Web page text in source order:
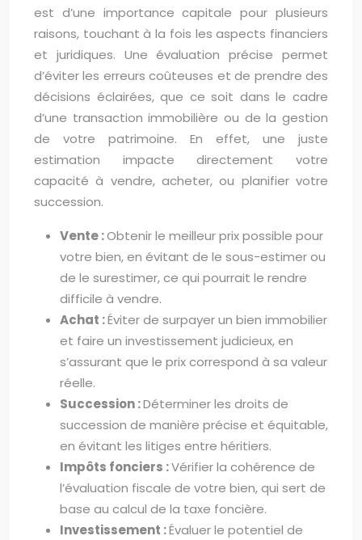
est d’une importance capitale pour plusieurs
raisons, touchant à la fois les aspects financiers
et juridiques. Une évaluation précise permet
d’éviter les erreurs coûteuses et de prendre des
décisions éclairées, que ce soit dans le cadre
d’une transaction immobilière ou de la gestion
de votre patrimoine. En effet, une juste
estimation impacte directement votre
capacité à vendre, acheter, ou planifier votre
succession.
Vente :Obtenir le meilleur prix possible pour
votre bien, en évitant de le sous-estimer ou
de le surestimer, ce qui pourrait le rendre
difficile à vendre.
Achat :Éviter de surpayer un bien immobilier
et faire un investissement judicieux, en
s’assurant que le prix correspond à sa valeur
réelle.
Succession :Déterminer les droits de
succession de manière précise et équitable,
en évitant les litiges entre héritiers.
Impôts fonciers :Vérifier la cohérence de
l’évaluation fiscale de votre bien, qui sert de
base au calcul de la taxe foncière.
Investissement :Évaluer le potentiel de